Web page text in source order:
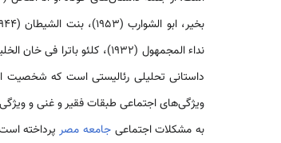
نداء المجمهول (1932)، کلئو باترا فی خان الخلیلی (1946)، سلوی فی مهب الریح که در سال (1944) منتشر شد.
داستانی تحلیلی رئالیستی است که شخصیت
ویژگی‌های اجتماعی طبقات فقیر و غنی و
به مشکلات اجتماعیجامعه مصرپرداخته